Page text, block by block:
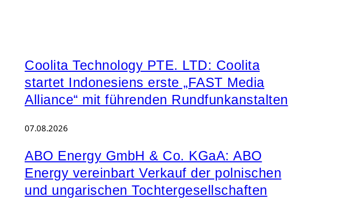
Coolita Technology PTE. LTD: Coolita
startet Indonesiens erste „FAST Media
Alliance“ mit führenden Rundfunkanstalten
07.08.2026
ABO Energy GmbH & Co. KGaA: ABO
Energy vereinbart Verkauf der polnischen
und ungarischen Tochtergesellschaften